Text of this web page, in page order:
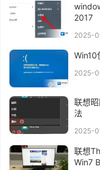
2017
2025-
Win10
2025-
联想
法
2025-
联想
Win7